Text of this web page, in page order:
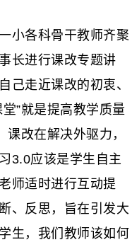
各科骨干教师齐聚
长进行课改专题讲
己走近课改的初衷、
”就是提高教学质量
课改在解决外驱力，
3.0应该是学生自主
师适时进行互动提
、反思，旨在引发大
生，我们教师该如何